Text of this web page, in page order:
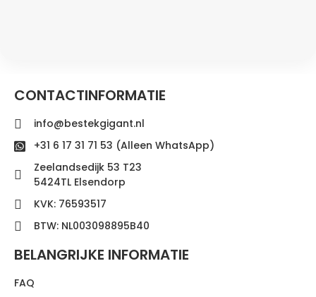
CONTACTINFORMATIE
info@bestekgigant.nl
+31 6 17 31 71 53 (Alleen WhatsApp)
Zeelandsedijk 53 T23
5424TL Elsendorp
KVK: 76593517
BTW: NL003098895B40
BELANGRIJKE INFORMATIE
FAQ